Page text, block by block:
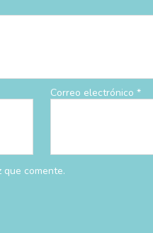
Correo electrónico*
comente.